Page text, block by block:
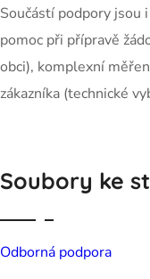
Součástí podpory jsou
pomoc při přípravě
obci), komplexní
zákazníka (technické
Soubory ke
Odborná podpora